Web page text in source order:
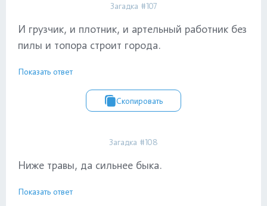
Загадка #107
И грузчик, и плотник, и артельный работник без
пилы и топора строит города.
Показать ответ
Скопировать
Загадка #108
Ниже травы, да сильнее быка.
Показать ответ